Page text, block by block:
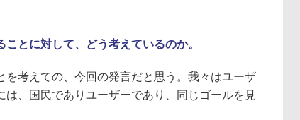
とに対して、どう考えているのか。
考えての、今回の発言だと思う。我々はユーザ
は、国民でありユーザーであり、同じゴールを見